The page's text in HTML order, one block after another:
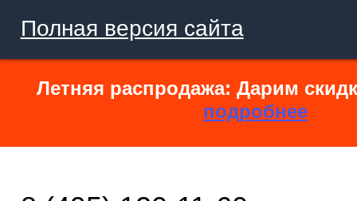
Полная версия сайта
Летняя распродажа: Дарим
подробнее